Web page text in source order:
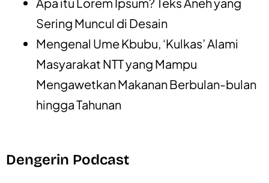
Sering Muncul di Desain
Mengenal Ume Kbubu, ‘Kulkas’ Alami
Masyarakat NTT yang Mampu
Mengawetkan Makanan Berbulan-bulan
hingga Tahunan
Dengerin Podcast